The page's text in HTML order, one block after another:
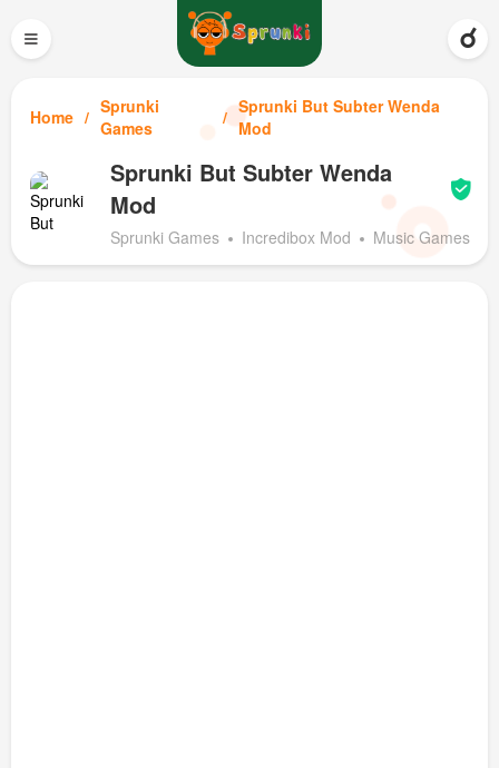
≡
Home
Sprunki
Games
Sprunki But Subter Wenda
Mod
Sprunki But Subter Wenda
Mod
Sprunki Games Incredibox Mod Music Games